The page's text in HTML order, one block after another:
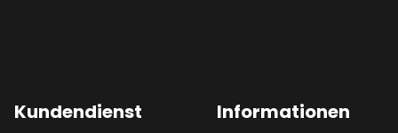
Kundendienst Informationen